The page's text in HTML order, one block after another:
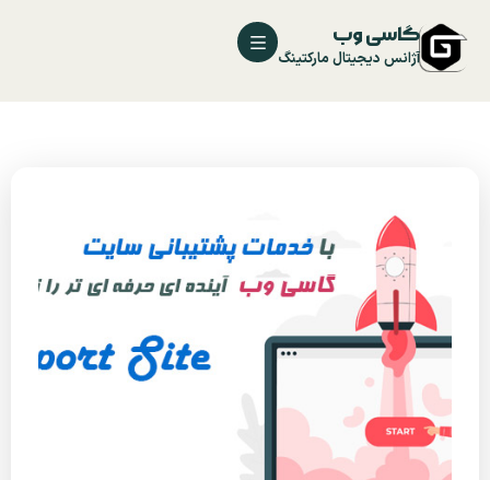
گاسی وب
آژانس دیجیتال مارکتینگ